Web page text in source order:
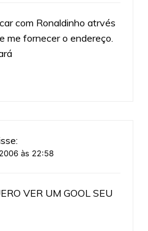
com Ronaldinho atrvés
me fornecer o endereço.
às 22:58
VER UM GOOL SEU